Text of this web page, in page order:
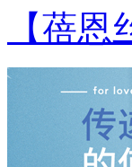
【蓓